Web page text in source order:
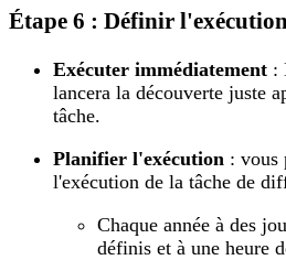
Étape 6 : Définir
Exécuter immédiatement :
lancera la découverte juste
tâche.
Planifier l'exécution : vous
l'exécution de la tâche de
Chaque année à des
définis et à une heure